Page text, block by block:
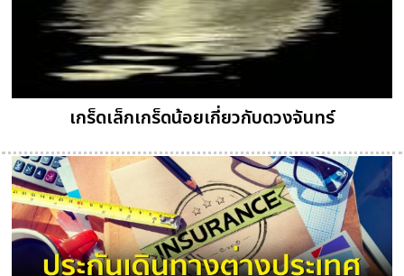
เกร็ดเล็กเกร็ดน้อยเกี่ยวกับดวงจันทร์